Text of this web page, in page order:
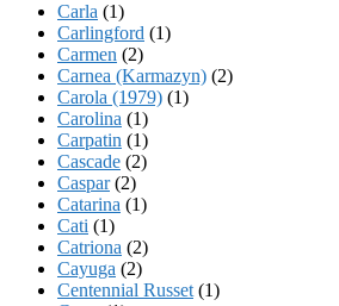
Carla (1)
Carlingford (1)
Carmen (2)
Carnea (Karmazyn) (2)
Carola (1979) (1)
Carolina (1)
Carpatin (1)
Cascade (2)
Caspar(2)
Catarina (1)
Cati (1)
Catriona (2)
Cayuga (2)
Centennial Russet (1)